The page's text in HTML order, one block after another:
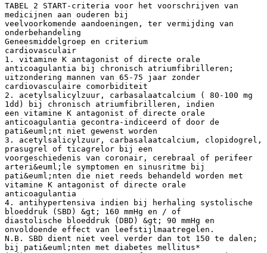
TABEL 2 START-criteria voor het voorschrijven van
medicijnen aan ouderen bij
veelvoorkomende aandoeningen, ter vermijding van
onderbehandeling
Geneesmiddelgroep en criterium
cardiovasculair
1. vitamine K antagonist of directe orale
anticoagulantia bij chronisch atriumfibrilleren;
uitzondering mannen van 65-75 jaar zonder
cardiovasculaire comorbiditeit
2. acetylsalicylzuur, carbasalaatcalcium ( 80-100 mg
1dd) bij chronisch atriumfibrilleren, indien
een vitamine K antagonist of directe orale
anticoagulantia gecontra-indiceerd of door de
pati&euml;nt niet gewenst worden
3. acetylsalicylzuur, carbasalaatcalcium, clopidogrel,
prasugrel of ticagrelor bij een
voorgeschiedenis van coronair, cerebraal of perifeer
arteri&euml;le symptomen en sinusritme bij
pati&euml;nten die niet reeds behandeld worden met
vitamine K antagonist of directe orale
anticoagulantia
4. antihypertensiva indien bij herhaling systolische
bloeddruk (SBD) &gt; 160 mmHg en / of
diastolische bloeddruk (DBD) &gt; 90 mmHg en
onvoldoende effect van leefstijlmaatregelen.
N.B. SBD dient niet veel verder dan tot 150 te dalen;
bij pati&euml;nten met diabetes mellitus*